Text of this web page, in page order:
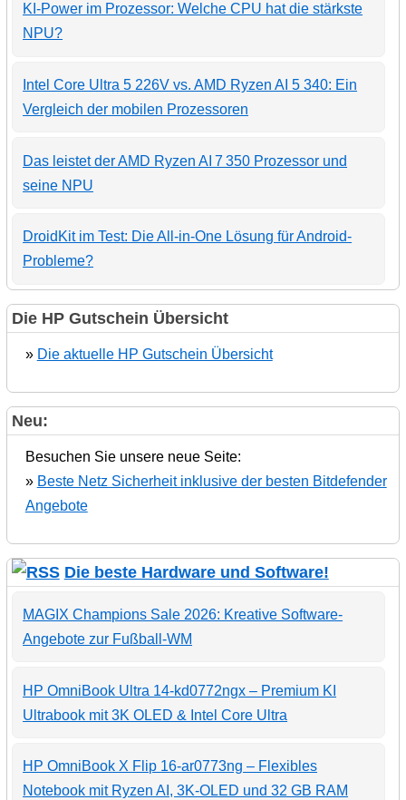
KI-Power im Prozessor: Welche CPU hat die stärkste
NPU?
Intel Core Ultra 5 226V vs. AMD Ryzen AI 5 340: Ein
Vergleich der mobilen Prozessoren
Das leistet der AMD Ryzen AI 7 350 Prozessor und
seine NPU
DroidKit im Test: Die All-in-One Lösung für Android-
Probleme?
Die HP Gutschein Übersicht
» Die aktuelle HP Gutschein Übersicht
Neu:
Besuchen Sie unsere neue Seite:
» Beste Netz Sicherheit inklusive der besten Bitdefender
Angebote
Die beste Hardware und Software!
MAGIX Champions Sale 2026: Kreative Software-
Angebote zur Fußball-WM
HP OmniBook Ultra 14-kd0772ngx – Premium KI
Ultrabook mit 3K OLED & Intel Core Ultra
HP OmniBook X Flip 16-ar0773ng – Flexibles
Notebook mit Ryzen AI, 3K-OLED und 32 GB RAM